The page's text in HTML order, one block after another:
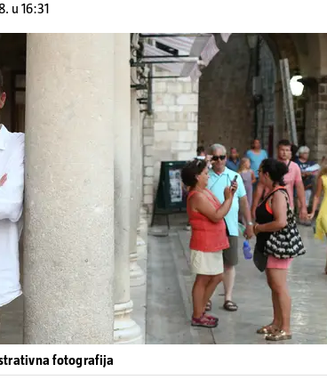
u 16:31
fotografija